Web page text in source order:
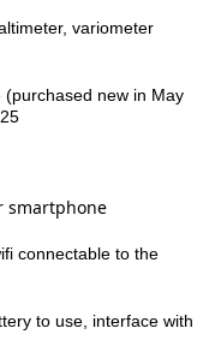
variometer
(purchased new in May
smartphone
connectable to the
to use, interface with